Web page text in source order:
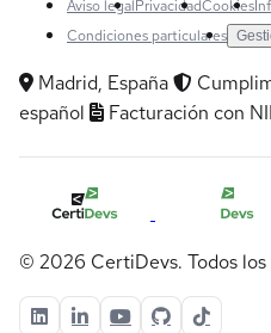
Aviso legalPrivacidadCookies
Condiciones particulares
Madrid, España
español
Facturación con
© 2026 CertiDevs. Todos los